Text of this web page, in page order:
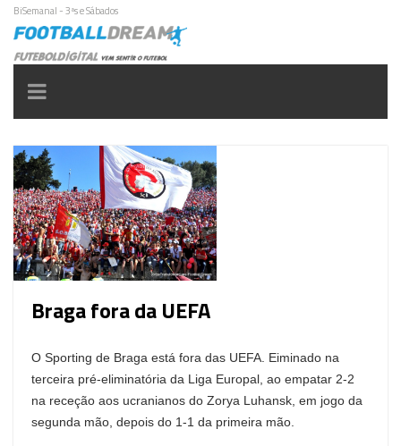
BiSemanal - 3ªs e Sábados
Toggle
navigation
Braga fora da UEFA
O Sporting de Braga está fora das UEFA. Eiminado na
terceira pré-eliminatória da Liga Europal, ao empatar 2-2
na receção aos ucranianos do Zorya Luhansk, em jogo da
segunda mão, depois do 1-1 da primeira mão.